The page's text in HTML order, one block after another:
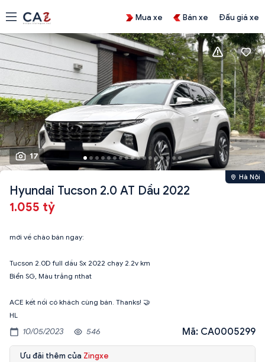
Mua xe Bán xe Đấu giá xe
17
Hà Nội
Hyundai Tucson 2.0 AT Dầu 2022
1.055 tỷ
mới về chào bán ngay:
Tucson 2.0D full dầu Sx 2022 chạy 2.2v km
Biển SG, Màu trắng nthat
ACE kết nối có khách cùng bán. Thanks! 🤝
HL
10/05/2023 546 Mã: CA0005299
Ưu đãi thêm của Zingxe